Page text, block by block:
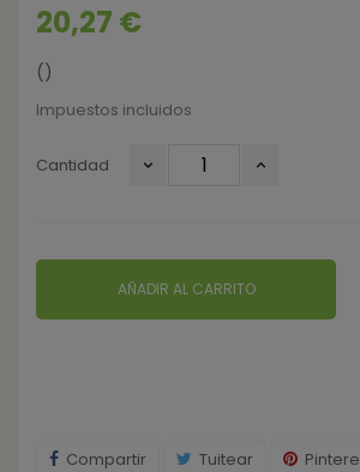
20,27 €
()
Impuestos incluidos
Cantidad
AÑADIR AL CARRITO
Compartir Tuitear